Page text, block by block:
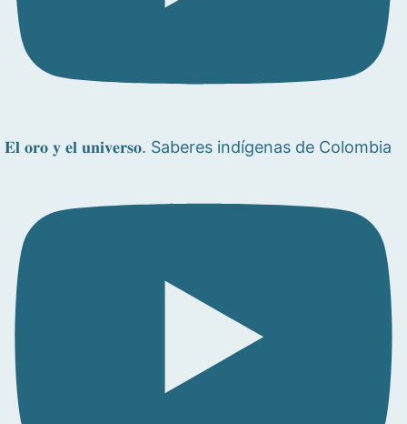
𝐄𝐥 𝐨𝐫𝐨 𝐲 𝐞𝐥 𝐮𝐧𝐢𝐯𝐞𝐫𝐬𝐨. Saberes indígenas de Colombia